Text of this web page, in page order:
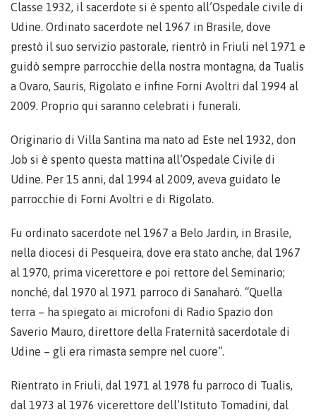
Classe 1932, il sacerdote si è spento all’Ospedale civile di
Udine. Ordinato sacerdote nel 1967 in Brasile, dove
prestò il suo servizio pastorale, rientrò in Friuli nel 1971 e
guidò sempre parrocchie della nostra montagna, da Tualis
a Ovaro, Sauris, Rigolato e infine Forni Avoltri dal 1994 al
2009. Proprio qui saranno celebrati i funerali.
Originario di Villa Santina ma nato ad Este nel 1932, don
Job si è spento questa mattina all’Ospedale Civile di
Udine. Per 15 anni, dal 1994 al 2009, aveva guidato le
parrocchie di Forni Avoltri e di Rigolato.
Fu ordinato sacerdote nel 1967 a Belo Jardin, in Brasile,
nella diocesi di Pesqueira, dove era stato anche, dal 1967
al 1970, prima vicerettore e poi rettore del Seminario;
nonché, dal 1970 al 1971 parroco di Sanaharò. “Quella
terra – ha spiegato ai microfoni di Radio Spazio don
Saverio Mauro, direttore della Fraternità sacerdotale di
Udine – gli era rimasta sempre nel cuore”.
Rientrato in Friuli, dal 1971 al 1978 fu parroco di Tualis,
dal 1973 al 1976 vicerettore dell’Istituto Tomadini, dal